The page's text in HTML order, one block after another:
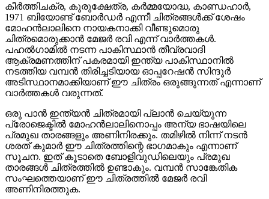
കീർത്തിചക്ര, കുരുക്ഷേത്ര, കർമ്മയോദ്ധ, കാണ്ഡഹാർ,
1971 ബിയോണ്ട് ബോർഡർ എന്നീ ചിത്രങ്ങൾക്ക് ശേഷം
മോഹൻലാലിനെ നായകനാക്കി വീണ്ടുമൊരു
ചിത്രമൊരുക്കാൻ മേജർ രവി എന്ന് വാർത്തകൾ.
പഹൽഗാമിൽ നടന്ന പാകിസ്ഥാൻ തീവ്രവാദി
ആക്രമണത്തിന് പകരമായി ഇന്ത്യ പാകിസ്ഥാനിൽ
നടത്തിയ വമ്പൻ തിരിച്ചടിയായ ഓപ്പറേഷൻ സിന്ദൂർ
അടിസ്ഥാനമാക്കിയാണ് ഈ ചിത്രം ഒരുങ്ങുന്നത് എന്നാണ്
വാർത്തകൾ വരുന്നത്.
ഒരു പാൻ ഇന്ത്യൻ ചിത്രമായി പ്ലാൻ ചെയ്യുന്ന
പ്രോജെക്ടിൽ മോഹൻലാലിനൊപ്പം അന്യ ഭാഷയിലെ
പ്രമുഖ താരങ്ങളും അണിനിരക്കും. തമിഴിൽ നിന്ന് നടൻ
ശരത് കുമാർ ഈ ചിത്രത്തിന്റെ ഭാഗമാകും എന്നാണ്
സൂചന. ഇത് കൂടാതെ ബോളിവുഡിലെയും പ്രമുഖ
താരങ്ങൾ ചിത്രത്തിൽ ഉണ്ടാകും. വമ്പൻ സാങ്കേതിക
സംഘത്തെയാണ് ഈ ചിത്രത്തിൽ മേജർ രവി
അണിനിരത്തുക.